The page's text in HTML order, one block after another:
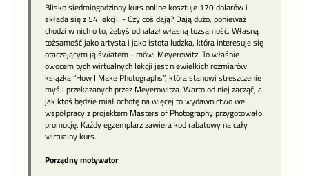
Blisko siedmiogodzinny kurs online kosztuje 170 dolarów i
składa się z 54 lekcji. - Czy coś dają? Dają dużo, ponieważ
chodzi w nich o to, żebyś odnalazł własną tożsamość. Własną
tożsamość jako artysta i jako istota ludzka, która interesuje się
otaczającym ją światem - mówi Meyerowitz. To właśnie
owocem tych wirtualnych lekcji jest niewielkich rozmiarów
książka “How I Make Photographs”, która stanowi streszczenie
myśli przekazanych przez Meyerowitza. Warto od niej zacząć, a
jak ktoś będzie miał ochotę na więcej to wydawnictwo we
współpracy z projektem Masters of Photography przygotowało
promocję. Każdy egzemplarz zawiera kod rabatowy na cały
wirtualny kurs.
Porządny motywator